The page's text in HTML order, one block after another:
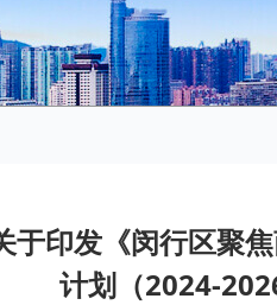
于印发《闵行区聚
计划（2024-